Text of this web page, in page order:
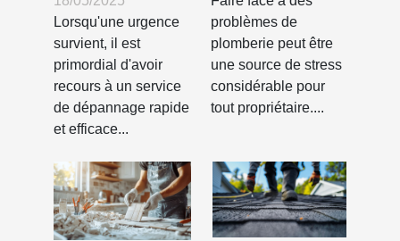
dépannage
d'urgence
Lorsqu'une urgence
survient, il est
primordial d'avoir
recours à un service
de dépannage rapide
et efficace...
problèmes de
plomberie
problèmes de
plomberie peut être
une source de stress
considérable pour
tout propriétaire....